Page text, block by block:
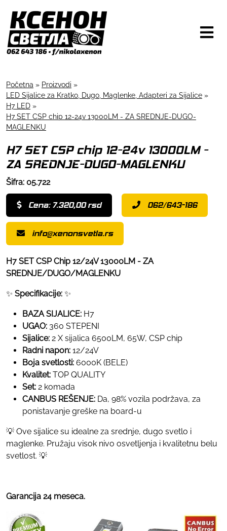
Početna » Proizvodi »
LED Sijalice za Kratko, Dugo, Maglenke, Adapteri za Sijalice »
H7 LED »
H7 SET CSP chip 12-24v 13000LM - ZA SREDNJE-DUGO-
MAGLENKU
H7 SET CSP chip 12-24v 13000LM -
ZA SREDNJE-DUGO-MAGLENKU
Šifra: 05.722
Cena: 7.320,00 rsd 062/643-186
info@xenonsvetla.rs
H7 SET CSP Chip 12/24V 13000LM - ZA
SREDNJE/DUGO/MAGLENKU
✨ Specifikacije: ✨
BAZA SIJALICE: H7
UGAO: 360 STEPENI
Sijalice: 2 X sijalica 6500LM, 65W, CSP chip
Radni napon: 12/24V
Boja svetlosti: 6000K (BELE)
Kvalitet: TOP QUALITY
Set: 2 komada
CANBUS REŠENJE: Da, 98% vozila podržava, za
ponistavanje greške na board-u
💡 Ove sijalice su idealne za srednje, dugo svetlo i
maglenke. Pružaju visok nivo osvetljenja i kvalitetnu belu
svetlost. 💡
Garancija 24 meseca.